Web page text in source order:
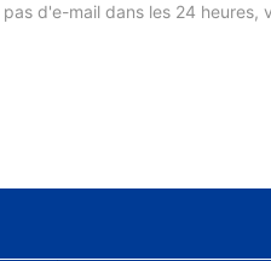
d'e-mail dans les 24 heures,